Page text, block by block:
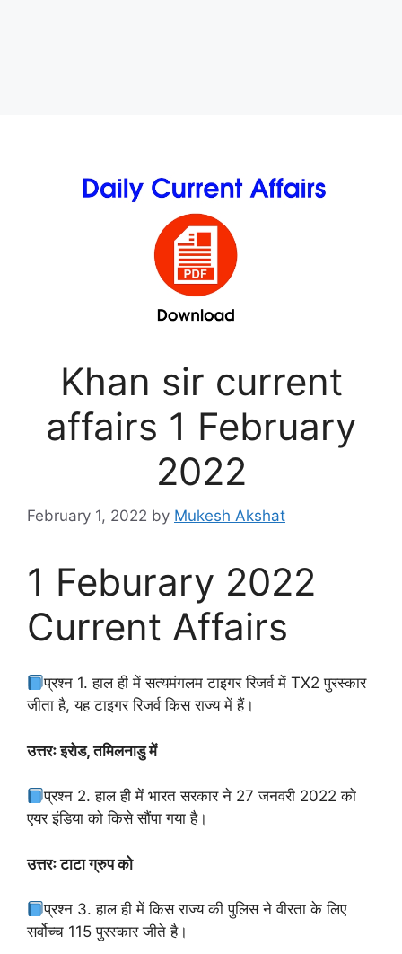
Khan sir current
affairs 1 February
2022
February 1, 2022 by Mukesh Akshat
1 Feburary 2022
Current Affairs
प्रश्न 1. हाल ही में सत्यमंगलम टाइगर रिजर्व में TX2 पुरस्कार
जीता है, यह टाइगर रिजर्व किस राज्य में हैं।
उत्तरः इरोड, तमिलनाडु में
प्रश्न 2. हाल ही में भारत सरकार ने 27 जनवरी 2022 को
एयर इंडिया को किसे सौंपा गया है।
उत्तरः टाटा ग्रुप को
प्रश्न 3. हाल ही में किस राज्य की पुलिस ने वीरता के लिए
सर्वोच्च 115 पुरस्कार जीते है।